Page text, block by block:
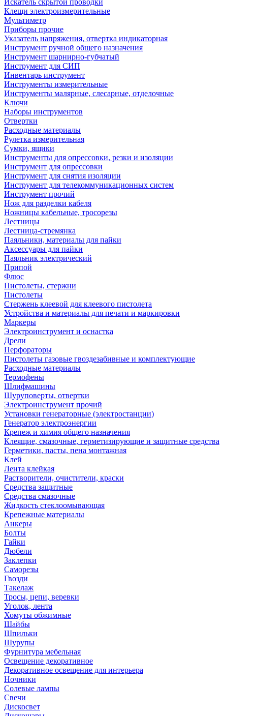
Искатель скрытой проводки
Клещи электроизмерительные
Мультиметр
Приборы прочие
Указатель напряжения, отвертка индикаторная
Инструмент ручной общего назначения
Инструмент шарнирно-губчатый
Инструмент для СИП
Инвентарь инструмент
Инструменты измерительные
Инструменты малярные, слесарные, отделочные
Ключи
Наборы инструментов
Отвертки
Расходные материалы
Рулетка измерительная
Сумки, ящики
Инструменты для опрессовки, резки и изоляции
Инструмент для опрессовки
Инструмент для снятия изоляции
Инструмент для телекоммуникационных систем
Инструмент прочий
Нож для разделки кабеля
Ножницы кабельные, тросорезы
Лестницы
Лестница-стремянка
Паяльники, материалы для пайки
Аксессуары для пайки
Паяльник электрический
Припой
Флюс
Пистолеты, стержни
Пистолеты
Стержень клеевой для клеевого пистолета
Устройства и материалы для печати и маркировки
Маркеры
Электроинструмент и оснастка
Дрели
Перфораторы
Пистолеты газовые гвоздезабивные и комплектующие
Расходные материалы
Термофены
Шлифмашины
Шуруповерты, отвертки
Электроинструмент прочий
Установки генераторные (электростанции)
Генератор электроэнергии
Крепеж и химия общего назначения
Клеящие, смазочные, герметизирующие и защитные средства
Герметики, пасты, пена монтажная
Клей
Лента клейкая
Растворители, очистители, краски
Средства защитные
Средства смазочные
Жидкость стеклоомывающая
Крепежные материалы
Анкеры
Болты
Гайки
Дюбели
Заклепки
Саморезы
Гвозди
Такелаж
Тросы, цепи, веревки
Уголок, лента
Хомуты обжимные
Шайбы
Шпильки
Шурупы
Фурнитура мебельная
Освещение декоративное
Декоративное освещение для интерьера
Ночники
Солевые лампы
Свечи
Дискосвет